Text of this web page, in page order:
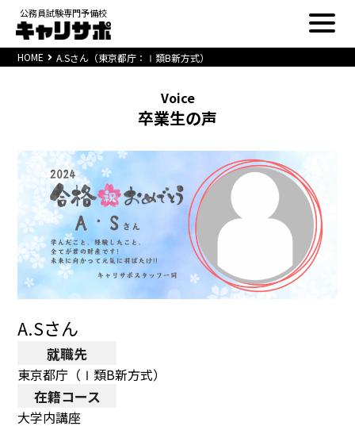
公務員試験専門予備校
HOME A.Sさん（東京都庁：Ⅰ類B新方式）
Voice
卒業生の声
A.Sさん
就職先
東京都庁（Ⅰ類B新方式）
在籍コース
大学内講座